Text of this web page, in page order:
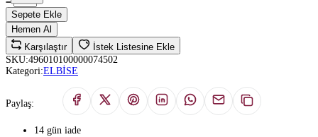
Sepete Ekle
Hemen Al
Karşılaştır
İstek Listesine Ekle
SKU:496010100000074502
Kategori:ELBİSE
Paylaş:
14 gün iade